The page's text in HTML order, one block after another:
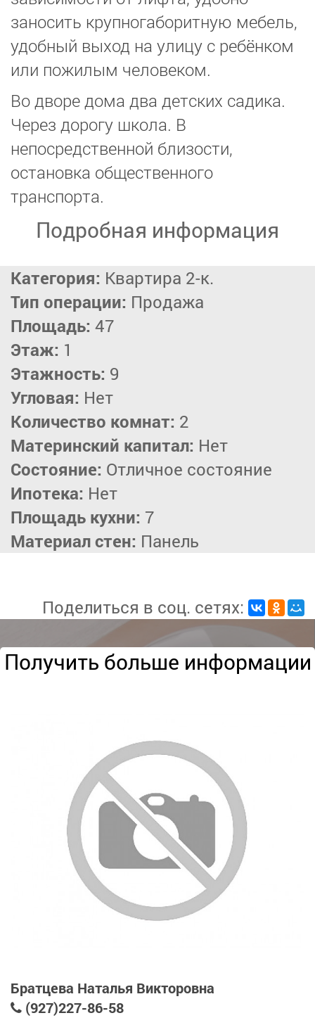
заносить крупногаборитную мебель,
удобный выход на улицу с ребёнком
или пожилым человеком.
Во дворе дома два детских садика.
Через дорогу школа. В
непосредственной близости,
остановка общественного
транспорта.
Подробная информация
Категория: Квартира 2-к.
Тип операции: Продажа
Площадь: 47
Этаж: 1
Этажность: 9
Угловая: Нет
Количество комнат: 2
Материнский капитал: Нет
Состояние: Отличное состояние
Ипотека: Нет
Площадь кухни: 7
Материал стен: Панель
Поделиться в соц. сетях:
Получить больше информации
Братцева Наталья Викторовна
(927)227-86-58